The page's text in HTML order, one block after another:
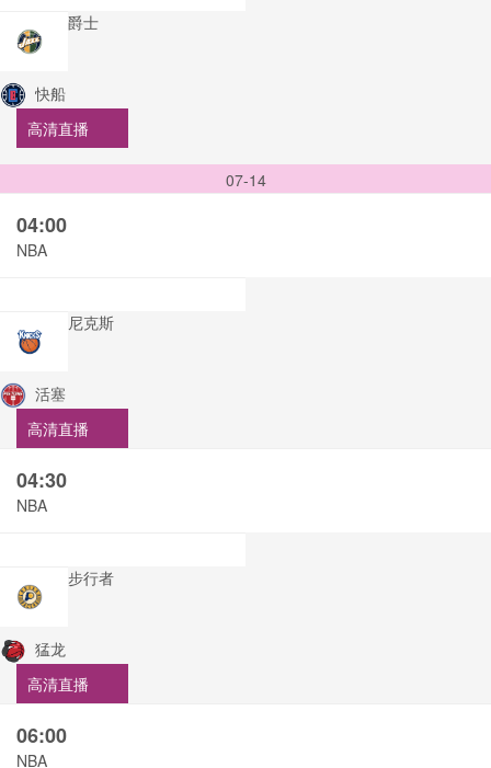
爵士
快船
高清直播
07-14
04:00
NBA
尼克斯
活塞
高清直播
04:30
NBA
步行者
猛龙
高清直播
06:00
NBA